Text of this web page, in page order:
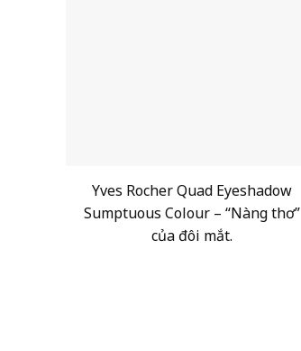
Yves Rocher Quad Eyeshadow
Sumptuous Colour – “Nàng thơ”
của đôi mắt.